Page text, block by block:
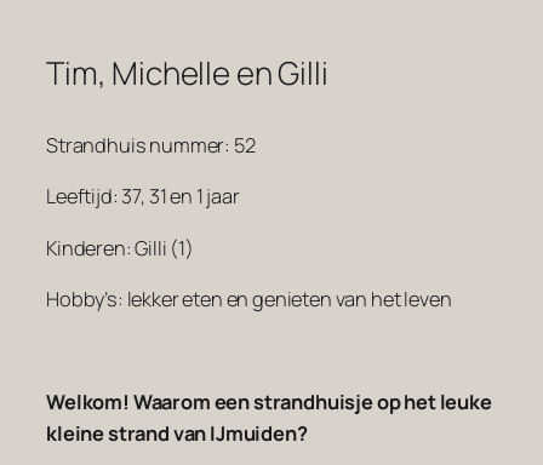
Tim, Michelle en Gilli
Strandhuis nummer: 52
Leeftijd: 37, 31 en 1 jaar
Kinderen: Gilli (1)
Hobby’s: lekker eten en genieten van het leven
Welkom! Waarom een strandhuisje op het leuke
kleine strand van IJmuiden?